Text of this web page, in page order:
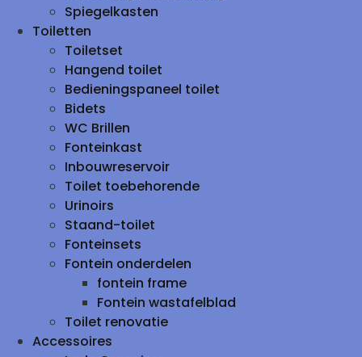
Spiegelkasten
Toiletten
Toiletset
Hangend toilet
Bedieningspaneel toilet
Bidets
WC Brillen
Fonteinkast
Inbouwreservoir
Toilet toebehorende
Urinoirs
Staand-toilet
Fonteinsets
Fontein onderdelen
fontein frame
Fontein wastafelblad
Toilet renovatie
Accessoires